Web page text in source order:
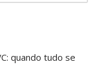
quando tudo se